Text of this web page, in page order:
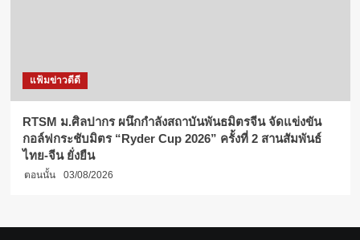
แฟ้มข่าวดีดี
RTSM ม.ศิลปากร ผนึกกำลังสถาบันพันธมิตรจีน จัดแข่งขัน
กอล์ฟกระชับมิตร “Ryder Cup 2026” ครั้งที่ 2 สานสัมพันธ์
ไทย-จีน ยั่งยืน
ตอนนั้น 03/08/2026